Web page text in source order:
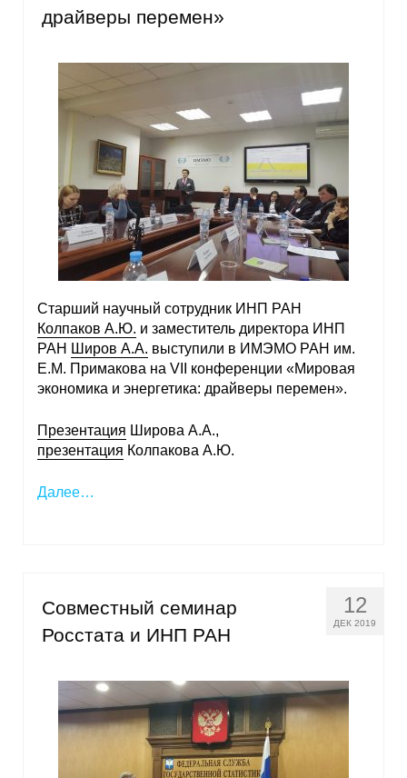
драйверы перемен»
Старший научный сотрудник ИНП РАН
Колпаков А.Ю. и заместитель директора ИНП
РАН Широв А.А. выступили в ИМЭМО РАН им.
Е.М. Примакова на VII конференции «Мировая
экономика и энергетика: драйверы перемен».
Презентация Широва А.А.,
презентация Колпакова А.Ю.
Далее…
12
ДЕК 2019
Совместный семинар
Росстата и ИНП РАН